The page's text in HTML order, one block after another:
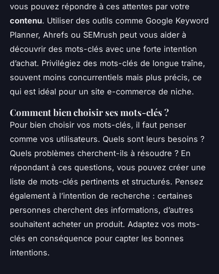
vous pouvez répondre à ces attentes par votre
contenu. Utiliser des outils comme Google Keyword
Planner, Ahrefs ou SEMrush peut vous aider à
découvrir des mots-clés avec une forte intention
d’achat. Privilégiez des mots-clés de longue traîne,
souvent moins concurrentiels mais plus précis, ce
qui est idéal pour un site e-commerce de niche.
Comment bien choisir ses mots-clés ?
Pour bien choisir vos mots-clés, il faut penser
comme vos utilisateurs. Quels sont leurs besoins ?
Quels problèmes cherchent-ils à résoudre ? En
répondant à ces questions, vous pouvez créer une
liste de mots-clés pertinents et structurés. Pensez
également à l’intention de recherche : certaines
personnes cherchent des informations, d’autres
souhaitent acheter un produit. Adaptez vos mots-
clés en conséquence pour capter les bonnes
intentions.